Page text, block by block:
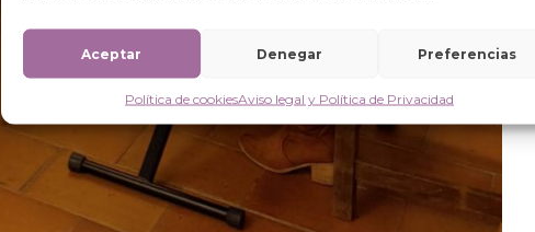
Aceptar Denegar Preferencias
Política de cookiesAviso legal y Política de Privacidad